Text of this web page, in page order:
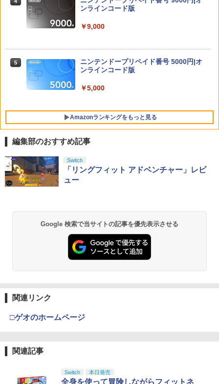
￥9,980
￥2,438
5 Everdream Valley PS5版
紘 ]
￥3,254
ンラインコード版
￥9,000
5
ニンテンドープリペイド番号 5000円|オ
ンラインコード版
￥5,000
Amazonランキングをもっと見る
1
PlayStation 5 デジタル・エディション
日本語専用 Console Language: Japan
プロダクトコード 封入
3
トローラー ミッドナイト ブラック(CFI-
ZCT2J01)
1
【純正品】Xbox ワイヤレス コントロー
ラー + USB-C® ケーブル
【純正品】Xbox ワイヤレス コントロー
￥7,681
4
￥2,618
1
【Amazon.co.jp限定】劇場版モノノ怪
第三章 蛇神 (Amazon.co.jp限定オリジ
ボード付) [Blu-ray]
￥10,780
窩座再来 通常版 [Blu-ray]
編集部のおすすめ記事
Switch
「リングフィット アドベンチャー」レビ
ュー
Google 検索で当サイトの記事を優先表示させる
関連リンク
□ゲオのホームページ
関連記事
Switch 本日発売
全身を使って冒険しながらフィットネ